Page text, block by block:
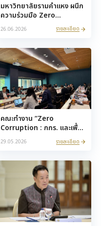
มหาวิทยาลัยรามคำแหง ผนึก
ความร่วมมือ Zero
Corruption เดินหน้าขับ
เคลื่อนงานวิชาการต้าน
26.06.2026 รายละเอียด
คณะทำงาน “Zero
Corruption : กกร. และเพื่อน
ไม่ทน” เข้าร่วมประชุมคณะ
กรรมาธิการป้องกันและปราบ
ครั้งที่ 3
29.05.2026 รายละเอียด